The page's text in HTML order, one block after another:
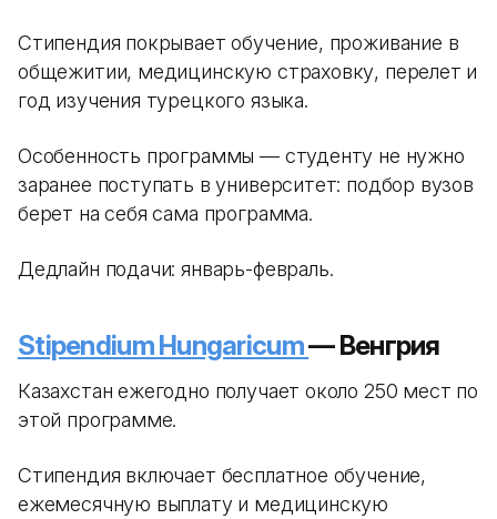
Стипендия покрывает обучение, проживание в
общежитии, медицинскую страховку, перелет и
год изучения турецкого языка.
Особенность программы — студенту не нужно
заранее поступать в университет: подбор вузов
берет на себя сама программа.
Дедлайн подачи: январь-февраль.
Stipendium Hungaricum— Венгрия
Казахстан ежегодно получает около 250 мест по
этой программе.
Стипендия включает бесплатное обучение,
ежемесячную выплату и медицинскую